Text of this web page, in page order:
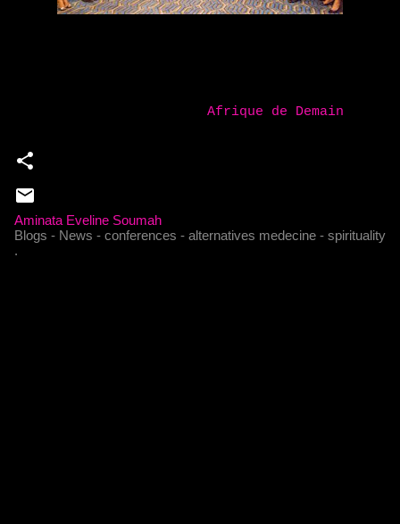
Afrique de Demain
Aminata Eveline Soumah
Blogs - News - conferences - alternatives medecine - spirituality
.